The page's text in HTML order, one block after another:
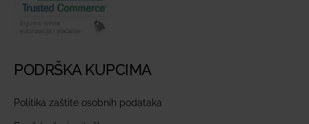
PODRŠKA KUPCIMA
Politika zaštite osobnih podataka